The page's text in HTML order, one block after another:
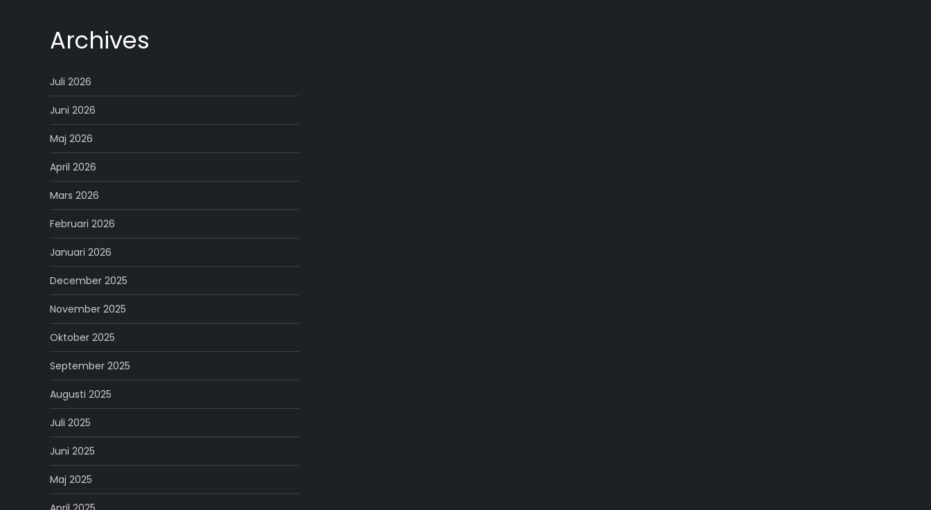
Archives
Juli 2026
Juni 2026
Maj 2026
April 2026
Mars 2026
Februari 2026
Januari 2026
December 2025
November 2025
Oktober 2025
September 2025
Augusti 2025
Juli 2025
Juni 2025
Maj 2025